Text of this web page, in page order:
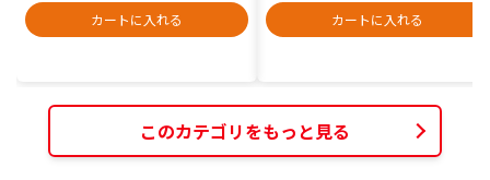
カートに入れる
カートに入れる
このカテゴリをもっと見る